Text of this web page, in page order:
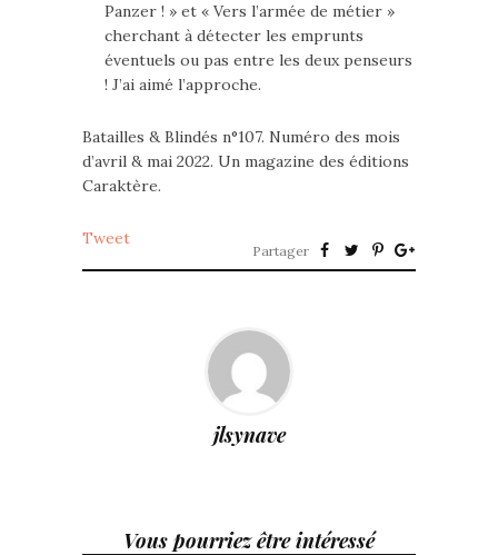
Panzer ! » et « Vers l’armée de métier »
cherchant à détecter les emprunts
éventuels ou pas entre les deux penseurs
! J’ai aimé l’approche.
Batailles & Blindés n°107. Numéro des mois
d’avril & mai 2022. Un magazine des éditions
Caraktère.
Tweet
Partager
jlsynave
Vous pourriez être intéressé